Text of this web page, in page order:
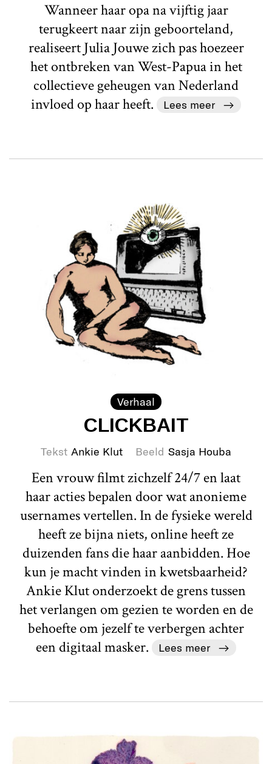
Wanneer haar opa na vijftig jaar
terugkeert naar zijn geboorteland,
realiseert Julia Jouwe zich pas hoezeer
het ontbreken van West-Papua in het
collectieve geheugen van Nederland
invloed op haar heeft.
Lees meer
Verhaal
CLICKBAIT
Tekst Ankie Klut Beeld Sasja Houba
Een vrouw filmt zichzelf 24/7 en laat
haar acties bepalen door wat anonieme
usernames vertellen. In de fysieke wereld
heeft ze bijna niets, online heeft ze
duizenden fans die haar aanbidden. Hoe
kun je macht vinden in kwetsbaarheid?
Ankie Klut onderzoekt de grens tussen
het verlangen om gezien te worden en de
behoefte om jezelf te verbergen achter
een digitaal masker.
Lees meer